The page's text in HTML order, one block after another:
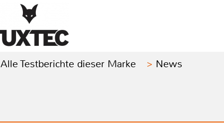
Alle Testberichte dieser Marke News